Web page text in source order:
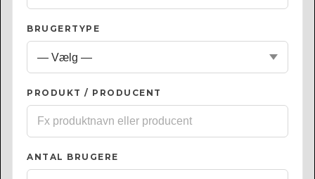
BRUGERTYPE
PRODUKT / PRODUCENT
ANTAL BRUGERE